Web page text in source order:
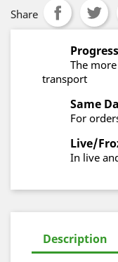
Share
The
transport
Same
For
Live/
In live
Description